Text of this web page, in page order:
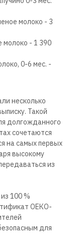
молоко - 3
молоко - 1 390
0-6 мес. -
несколько
Такой
долгожданного
сочетаются
на самых первых
высокому
из
100 %
ОЕКО-
для